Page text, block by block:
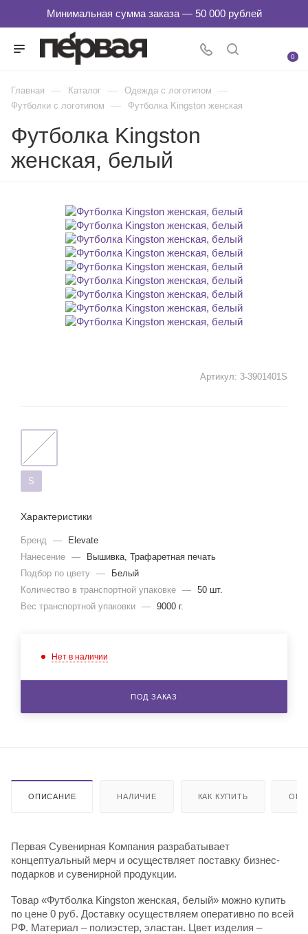
0
Главная — Каталог — Одежда с логотипом —
Футболки с логотипом — Футболка Kingston женская
Футболка Kingston
женская, белый
Артикул: 3-3901401S
S
Характеристики
Бренд —
Elevate
Нанесение —
Вышивка, Трафаретная печать
Подбор по цвету —
Белый
Количество в транспортной упаковке — 50 шт.
Вес транспортной упаковки — 9000 г.
Нет в наличии
ПОД ЗАКАЗ
ОПИСАНИЕ НАЛИЧИЕ КАК КУПИТЬ
Первая Сувенирная Компания разрабатывает
концептуальный мерч и осуществляет поставку бизнес-
подарков и сувенирной продукции.
Товар «Футболка Kingston женская, белый» можно купить
по цене 0 руб. Доставку осуществляем оперативно по всей
РФ. Материал – полиэстер, эластан. Цвет изделия –